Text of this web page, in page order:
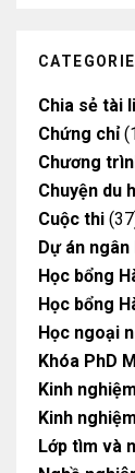
m
Chia sẻ tài
Chứng chỉ
Chương
Chuyện du
Cuộc thi
Dự án
Học bổng
Học bổng
Học ngoại
Khóa PhD
Kinh nghiệm
Kinh
Lớp tìm và